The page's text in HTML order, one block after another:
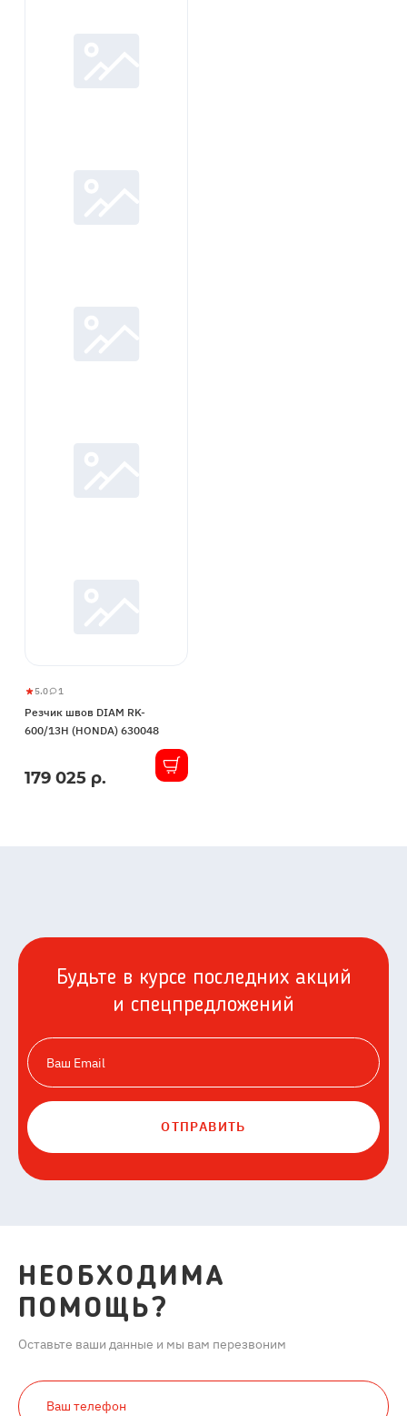
Резчик
швов
DIAM
600/13H
5.0
5
1 1
Резчик швов DIAM RK-
600/13H (HONDA) 630048
В
179 025 р.
Будьте в курсе последних акций
и спецпредложений
ОТПРАВИТЬ
НЕОБХОДИМА
ПОМОЩЬ?
Оставьте ваши данные и мы вам перезвоним